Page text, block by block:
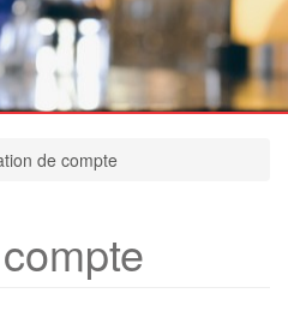
de compte